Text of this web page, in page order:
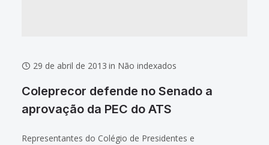
29 de abril de 2013 in Não indexados
Coleprecor defende no Senado a
aprovação da PEC do ATS
Representantes do Colégio de Presidentes e